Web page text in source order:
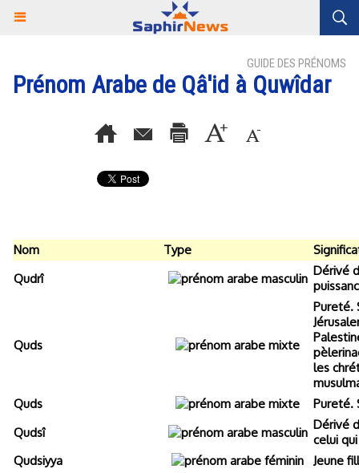
GUIDE DES PRÉNOMS
Prénom Arabe de Qâ'id à Quwîdar
Nom Type
Qudrî
Dérivé
Quds
Pureté.
les
Quds
Pureté.
Qudsî
Dérivé
celui
Qudsiyya
Jeune